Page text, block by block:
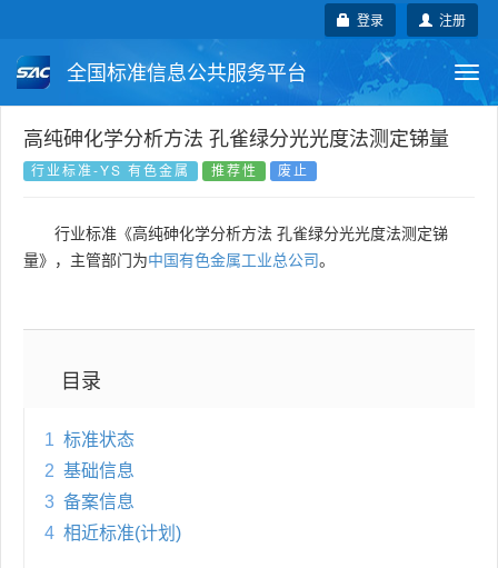
注册
登录
全国标准信息公共服务平台
国家标准 行业标准 地方标准
国外标准 技术委员会
高纯砷化学分析方法 孔雀绿分光光度法测定锑量
行业标准-YS 有色金属 推荐性 废止
行业标准《高纯砷化学分析方法 孔雀绿分光光度法测定锑
量》，主管部门为中国有色金属工业总公司。
目录
1 标准状态
2 基础信息
3 备案信息
4 相近标准(计划)